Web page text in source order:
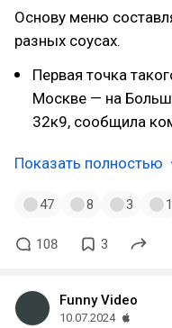
Основу меню
разных соусах.
Первая точка
Москве — на
32к9, сообщила
Показать полностью
47 8 3 1
108 3
Funny Video
10.07.2024